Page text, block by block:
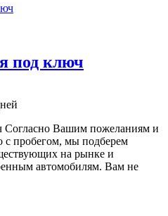
под ключ
Согласно Вашим пожеланиям и
с пробегом, мы подберем
на рынке и
автомобилям. Вам не